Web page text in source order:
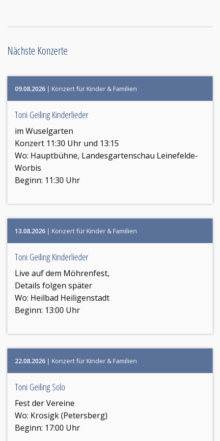
Nächste Konzerte
09.08.2026 | Konzert für Kinder & Familien
Toni Geiling Kinderlieder
im Wuselgarten
Konzert 11:30 Uhr und 13:15
Wo: Hauptbühne, Landesgartenschau Leinefelde-
Worbis
Beginn: 11:30 Uhr
13.08.2026 | Konzert für Kinder & Familien
Toni Geiling Kinderlieder
Live auf dem Möhrenfest,
Details folgen später
Wo: Heilbad Heiligenstadt
Beginn: 13:00 Uhr
22.08.2026 | Konzert für Kinder & Familien
Toni Geiling Solo
Fest der Vereine
Wo: Krosigk (Petersberg)
Beginn: 17:00 Uhr